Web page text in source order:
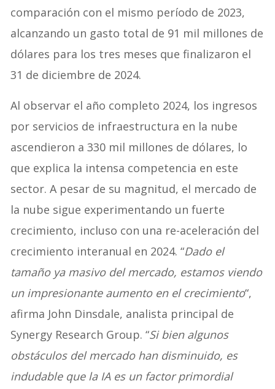
comparación con el mismo período de 2023,
alcanzando un gasto total de 91 mil millones de
dólares para los tres meses que finalizaron el
31 de diciembre de 2024.
Al observar el año completo 2024, los ingresos
por servicios de infraestructura en la nube
ascendieron a 330 mil millones de dólares, lo
que explica la intensa competencia en este
sector. A pesar de su magnitud, el mercado de
la nube sigue experimentando un fuerte
crecimiento, incluso con una re-aceleración del
crecimiento interanual en 2024. “Dado el
tamaño ya masivo del mercado, estamos viendo
un impresionante aumento en el crecimiento“,
afirma John Dinsdale, analista principal de
Synergy Research Group. “Si bien algunos
obstáculos del mercado han disminuido, es
indudable que la IA es un factor primordial